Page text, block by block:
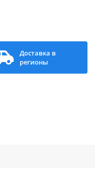
Доставка в
регионы